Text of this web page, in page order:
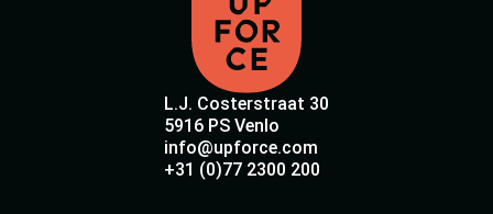
L.J. Costerstraat 30
5916 PS Venlo
info@upforce.com
+31 (0)77 2300 200